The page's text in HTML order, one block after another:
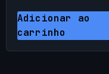
Adicionar ao
carrinho